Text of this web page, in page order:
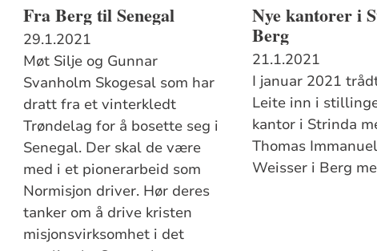
Fra Berg til Senegal
29.1.2021
Møt Silje og Gunnar
Svanholm Skogesal som har
dratt fra et vinterkledt
Trøndelag for å bosette seg i
Senegal. Der skal de være
med i et pionerarbeid som
Normisjon driver. Hør deres
tanker om å drive kristen
misjonsvirksomhet i det
Nye kantorer i
Berg
21.1.2021
I januar 2021
Leite inn i
kantor i Strinda
Thomas
Weisser i Berg